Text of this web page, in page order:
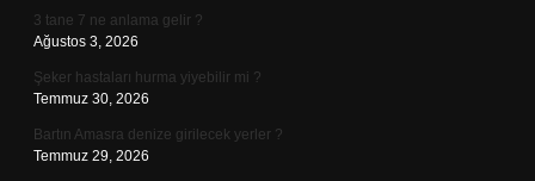
3 tane 7 ne anlama gelir ?
Ağustos 3, 2026
Şeker hastaları hurma yiyebilir mi ?
Temmuz 30, 2026
Bartın Amasra denize girilecek yerler ?
Temmuz 29, 2026